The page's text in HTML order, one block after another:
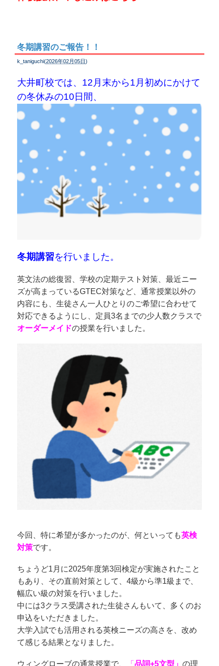
冬期講習のご報告！！
k_taniguchi(2026年02月05日)
大井町校では、12月末から1月初めにかけて
の冬休みの10日間、
冬期講習を行いました。
英文法の総復習、学校の定期テスト対策、最近ニー
ズが高まっているGTEC対策など、通常授業以外の
内容にも、生徒さん一人ひとりのご希望に合わせて
対応できるようにし、定員3名までの少人数クラスで
オーダーメイドの授業を行いました。
今回、特に希望が多かったのが、何といっても英検
対策です。
ちょうど1月に2025年度第3回検定が実施されたこと
もあり、その直前対策として、4級から準1級まで、
幅広い級の対策を行いました。
中には3クラス受講された生徒さんもいて、多くのお
申込をいただきました。
大学入試でも活用される英検ニーズの高さを、改め
て感じる結果となりました。
ウィングローブの通常授業で、 「 品詞+5文型」 の理